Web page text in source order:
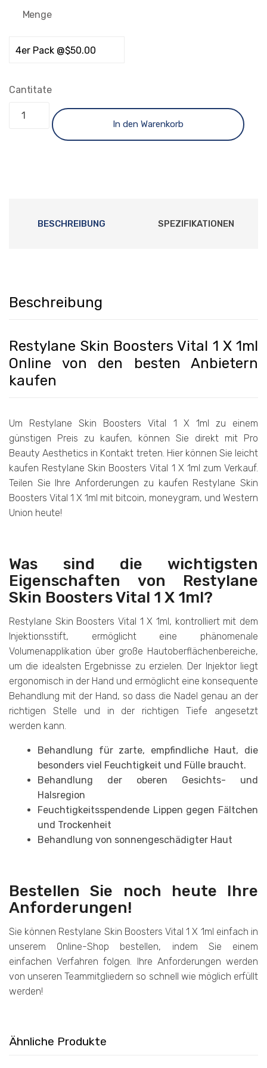
Menge
Cantitate
In den Warenkorb
BESCHREIBUNG SPEZIFIKATIONEN
Beschreibung
Restylane Skin Boosters Vital 1 X 1ml
Online von den besten Anbietern
kaufen
Um Restylane Skin Boosters Vital 1 X 1ml zu einem
günstigen Preis zu kaufen, können Sie direkt mit Pro
Beauty Aesthetics in Kontakt treten. Hier können Sie leicht
kaufen Restylane Skin Boosters Vital 1 X 1ml zum Verkauf.
Teilen Sie Ihre Anforderungen zu kaufen Restylane Skin
Boosters Vital 1 X 1ml mit bitcoin, moneygram, und Western
Union heute!
Was sind die wichtigsten
Eigenschaften von Restylane
Skin Boosters Vital 1 X 1ml?
Restylane Skin Boosters Vital 1 X 1ml, kontrolliert mit dem
Injektionsstift, ermöglicht eine phänomenale
Volumenapplikation über große Hautoberflächenbereiche,
um die idealsten Ergebnisse zu erzielen. Der Injektor liegt
ergonomisch in der Hand und ermöglicht eine konsequente
Behandlung mit der Hand, so dass die Nadel genau an der
richtigen Stelle und in der richtigen Tiefe angesetzt
werden kann.
Behandlung für zarte, empfindliche Haut, die
besonders viel Feuchtigkeit und Fülle braucht.
Behandlung der oberen Gesichts- und
Halsregion
Feuchtigkeitsspendende Lippen gegen Fältchen
und Trockenheit
Behandlung von sonnengeschädigter Haut
Bestellen Sie noch heute Ihre
Anforderungen!
Sie können Restylane Skin Boosters Vital 1 X 1ml einfach in
unserem Online-Shop bestellen, indem Sie einem
einfachen Verfahren folgen. Ihre Anforderungen werden
von unseren Teammitgliedern so schnell wie möglich erfüllt
werden!
Ähnliche Produkte